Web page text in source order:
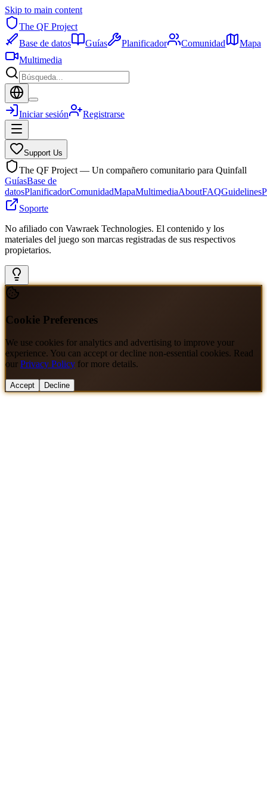
Skip to main content
The QF Project
Base de datos
Guías Planificador Comunidad
Mapa
Multimedia
Iniciar sesión Registrarse
Support Us
The QF Project — Un compañero comunitario para Quinfall
GuíasBase de
datosPlanificadorComunidadMapaMultimediaAboutFAQGuidelines
Soporte
No afiliado con Vawraek Technologies. El contenido y los
materiales del juego son marcas registradas de sus respectivos
propietarios.
Cookie Preferences
We use cookies for analytics and advertising to improve your
experience. You can accept or decline non-essential cookies. Read
our Privacy Policy for more details.
Accept Decline